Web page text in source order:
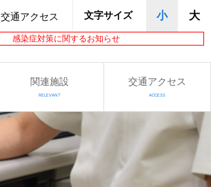
感染症対策に関するお知らせ
交通アクセス 文字サイズ 小 大
関連施設
RELEVANT
交通アクセス
ACCESS